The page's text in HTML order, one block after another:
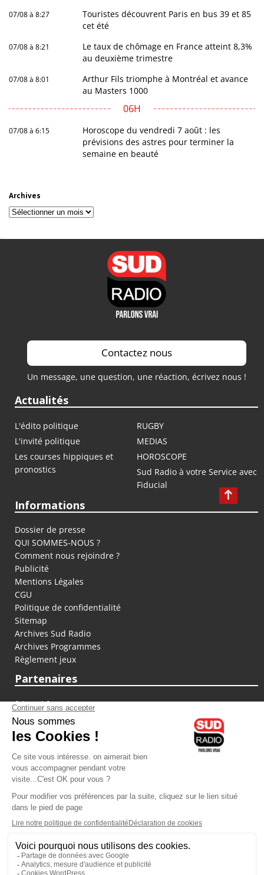
07/08 à 8:27
Touristes découvrent Paris en bus 39 et 85
cet été
07/08 à 8:21
Le taux de chômage en France atteint 8,3%
au deuxième trimestre
07/08 à 8:01
Arthur Fils triomphe à Montréal et avance
au Masters 1000
06H
07/08 à 6:15
Horoscope du vendredi 7 août : les
prévisions des astres pour terminer la
semaine en beauté
Archives
Archives
Contactez nous
Un message, une question, une réaction, écrivez nous !
Actualités
L'édito politique
RUGBY
L'invité politique
MEDIAS
Les courses hippiques et
pronostics
HOROSCOPE
Sud Radio à votre Service avec
Fiducial
Informations
Dossier de presse
QUI SOMMES-NOUS ?
Comment nous rejoindre ?
Publicité
Mentions Légales
CGU
Politique de confidentialité
Sitemap
Archives Sud Radio
Archives Programmes
Règlement jeux
Partenaires
fiducial.fr
lyoncapitale.fr
olympique-et-lyonnais.com
L'application Iphone / Android
Téléchargez l'application
Les cookies
Gestion des cookies
Crédit photos : ©Sud Radio / Pierre Olivier